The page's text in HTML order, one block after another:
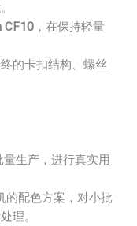
CF10 ，在保持轻量
的卡扣结构、螺丝
量生产，进行真实用
的配色方案，对小批
理。